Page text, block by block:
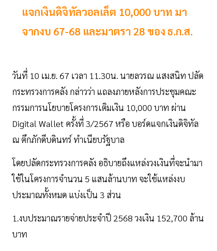
แจกเงินดิจิทัลวอลเล็ต 10,000 บาท มา
จากงบ 67-68 และมาตรา 28 ของ ธ.ก.ส.
วันที่ 10 เม.ย. 67 เวลา 11.30น. นายลวรณ แสงสนิท ปลัด
กระทรวงการคลัง กล่าวว่า แถลงภายหลังการประชุมคณะ
กรรมการนโยบายโครงการเติมเงิน 10,000 บาท ผ่าน
Digital Wallet ครั้งที่ 3/2567 หรือ บอร์ดแจกเงินดิจิทัล
ณ ตึกภักดีบดินทร์ ทำเนียบรัฐบาล
โดยปลัดกระทรวงการคลัง อธิบายถึงแหล่งวงเงินที่จะนำมา
ใช้ในโครงการจำนวน 5 แสนล้านบาท จะใช้แหล่งงบ
ประมาณทั้งหมด แบ่งเป็น 3 ส่วน
1.งบประมาณรายจ่ายประจำปี 2568 วงเงิน 152,700 ล้าน
บาท